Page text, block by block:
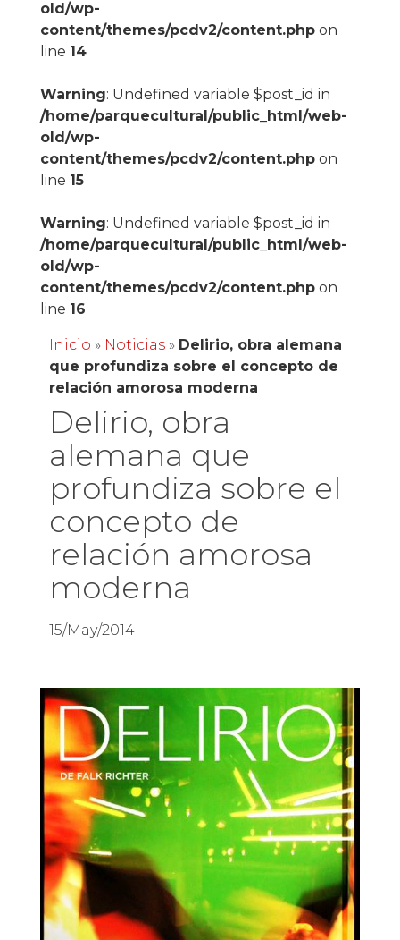
old/wp-
content/themes/pcdv2/content.phpon
line 14
Warning: Undefined variable $post_id in
/home/parquecultural/public_html/web-
old/wp-
content/themes/pcdv2/content.phpon
line 15
Warning: Undefined variable $post_id in
/home/parquecultural/public_html/web-
old/wp-
content/themes/pcdv2/content.phpon
line 16
Inicio » Noticias» Delirio, obra alemana
que profundiza sobre el concepto de
relación amorosa moderna
Delirio, obra
alemana que
profundiza sobre el
concepto de
relación amorosa
moderna
15/May/2014